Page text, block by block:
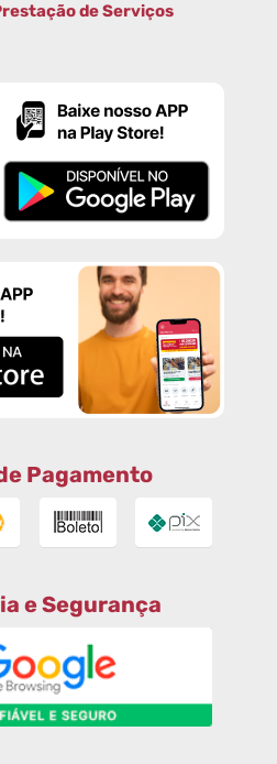
de Serviços
Pagamento
e Segurança